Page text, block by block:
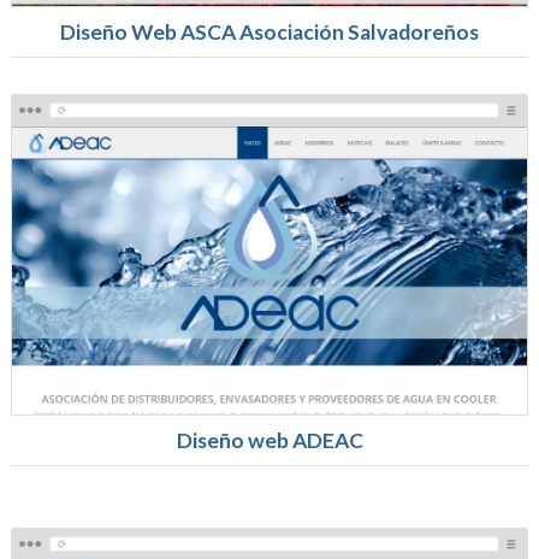
Diseño Web ASCA Asociación Salvadoreños
Diseño web ADEAC